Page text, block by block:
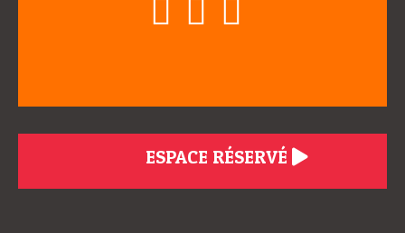
ESPACE RÉSERVÉ